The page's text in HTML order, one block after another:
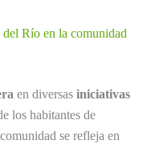
Río en la comunidad
en diversas iniciativas
los habitantes de
se refleja en